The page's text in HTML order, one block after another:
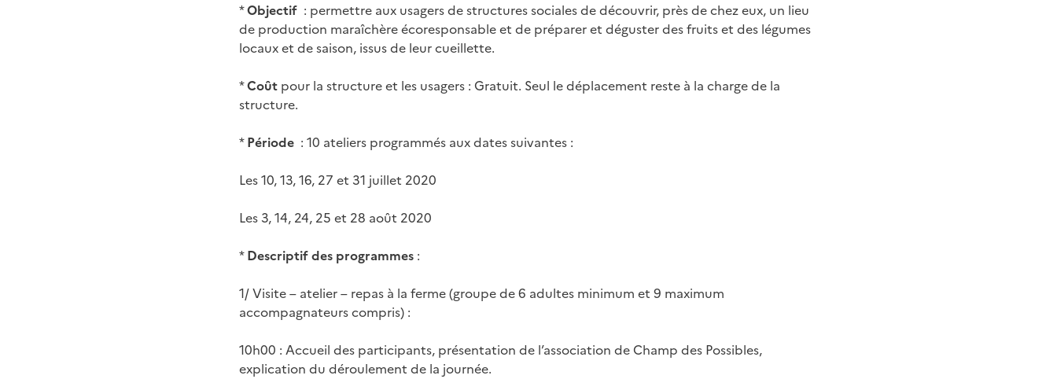
*Objectif : permettre aux usagers de structures sociales de découvrir, près de chez eux, un lieu
de production maraîchère écoresponsable et de préparer et déguster des fruits et des légumes
locaux et de saison, issus de leur cueillette.
*Coût pour la structure et les usagers : Gratuit. Seul le déplacement reste à la charge de la
structure.
*Période : 10 ateliers programmés aux dates suivantes :
Les 10, 13, 16, 27 et 31 juillet 2020
Les 3, 14, 24, 25 et 28 août 2020
*Descriptif des programmes :
1/ Visite – atelier – repas à la ferme (groupe de 6 adultes minimum et 9 maximum
accompagnateurs compris) :
10h00 : Accueil des participants, présentation de l’association de Champ des Possibles,
explication du déroulement de la journée.